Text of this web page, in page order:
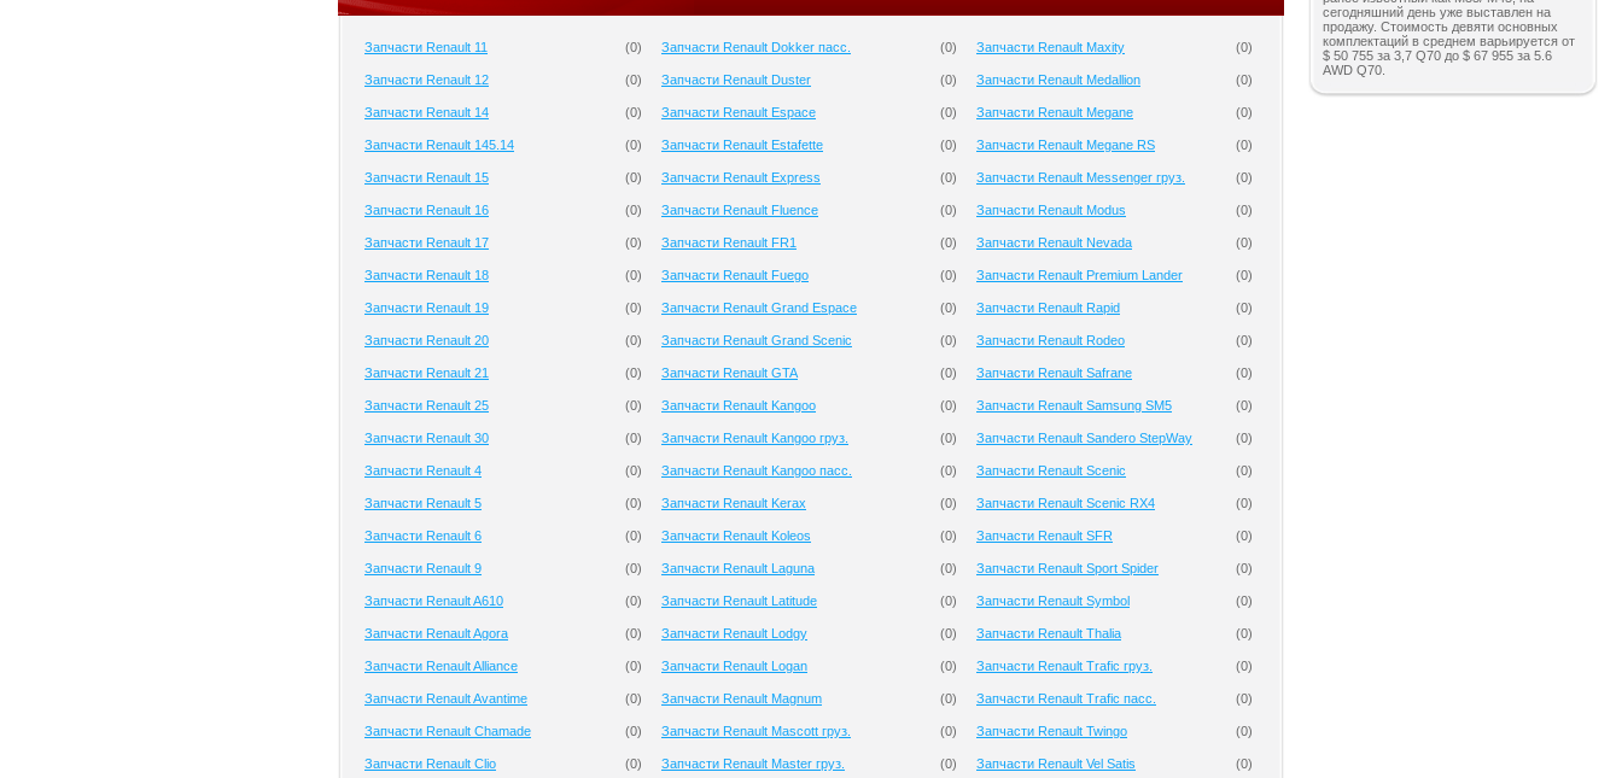
Запчасти Renault 11 (0)
Запчасти Renault 12 (0)
Запчасти Renault 14 (0)
Запчасти Renault 145.14 (0)
Запчасти Renault 15 (0)
Запчасти Renault 16 (0)
Запчасти Renault 17 (0)
Запчасти Renault 18 (0)
Запчасти Renault 19 (0)
Запчасти Renault 20 (0)
Запчасти Renault 21 (0)
Запчасти Renault 25 (0)
Запчасти Renault 30 (0)
Запчасти Renault 4 (0)
Запчасти Renault 5 (0)
Запчасти Renault 6 (0)
Запчасти Renault 9 (0)
Запчасти Renault A610 (0)
Запчасти Renault Agora (0)
Запчасти Renault Alliance (0)
Запчасти Renault Avantime (0)
Запчасти Renault Chamade (0)
Запчасти Renault Clio (0)
Запчасти Renault Dokker пасс. (0)
Запчасти Renault Duster (0)
Запчасти Renault Espace (0)
Запчасти Renault Estafette (0)
Запчасти Renault Express (0)
Запчасти Renault Fluence (0)
Запчасти Renault FR1 (0)
Запчасти Renault Fuego (0)
Запчасти Renault Grand Espace (0)
Запчасти Renault Grand Scenic (0)
Запчасти Renault GTA (0)
Запчасти Renault Kangoo (0)
Запчасти Renault Kangoo груз. (0)
Запчасти Renault Kangoo пасс. (0)
Запчасти Renault Kerax (0)
Запчасти Renault Koleos (0)
Запчасти Renault Laguna (0)
Запчасти Renault Latitude (0)
Запчасти Renault Lodgy (0)
Запчасти Renault Logan (0)
Запчасти Renault Magnum (0)
Запчасти Renault Mascott груз. (0)
Запчасти Renault Master груз. (0)
Запчасти Renault Maxity (0)
Запчасти Renault Medallion (0)
Запчасти Renault Megane (0)
Запчасти Renault Megane RS (0)
Запчасти Renault Messenger груз. (0)
Запчасти Renault Modus (0)
Запчасти Renault Nevada (0)
Запчасти Renault Premium Lander (0)
Запчасти Renault Rapid (0)
Запчасти Renault Rodeo (0)
Запчасти Renault Safrane (0)
Запчасти Renault Samsung SM5 (0)
Запчасти Renault Sandero StepWay (0)
Запчасти Renault Scenic (0)
Запчасти Renault Scenic RX4 (0)
Запчасти Renault SFR (0)
Запчасти Renault Sport Spider (0)
Запчасти Renault Symbol (0)
Запчасти Renault Thalia (0)
Запчасти Renault Trafic груз. (0)
Запчасти Renault Trafic пасс. (0)
Запчасти Renault Twingo (0)
Запчасти Renault Vel Satis (0)
сегодняшний день уже выставлен на
продажу. Стоимость девяти основных
комплектаций в среднем варьируется от
$ 50 755 за 3,7 Q70 до $ 67 955 за 5.6
AWD Q70.